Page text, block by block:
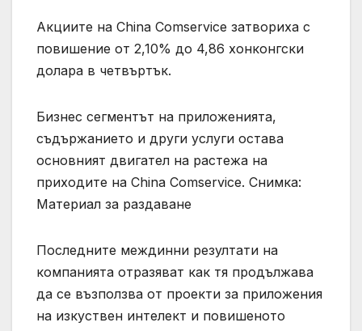
Акциите на China Comservice затвориха с
повишение от 2,10% до 4,86 хонконгски
долара в четвъртък.
Бизнес сегментът на приложенията,
съдържанието и други услуги остава
основният двигател на растежа на
приходите на China Comservice. Снимка:
Материал за раздаване
Последните междинни резултати на
компанията отразяват как тя продължава
да се възползва от проекти за приложения
на изкуствен интелект и повишеното